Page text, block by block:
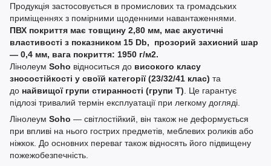
Продукція застосовується в промислових та громадських
приміщеннях з помірними щоденними навантаженнями.
ПВХ покриття має товщину 2,80 мм, має акустичні
властивості з показником 15 Db, прозорий захисний шар
— 0,4 мм, вага покриття: 1950 г/м2.
Лінолеум Soho відноситься до високого класу
зносостійкості у своїй категорії (23/32/41 клас) та
до найвищої групи стиранності (групи Т). Це гарантує
підлозі тривалий термін експлуатації при легкому догляді.
Лінолеум Soho — світлостійкий, він також не деформується
при впливі на нього гострих предметів, меблевих роликів або
ніжкок. До основних переваг також відносять його підвищену
пожежобезпечність.